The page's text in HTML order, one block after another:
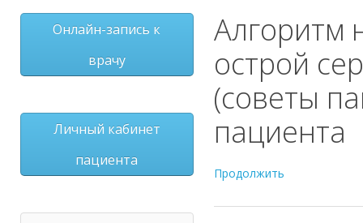
Алгоритм
острой
(советы
пациента
Продолжить
Онлайн-запись к
врачу
Личный кабинет
пациента